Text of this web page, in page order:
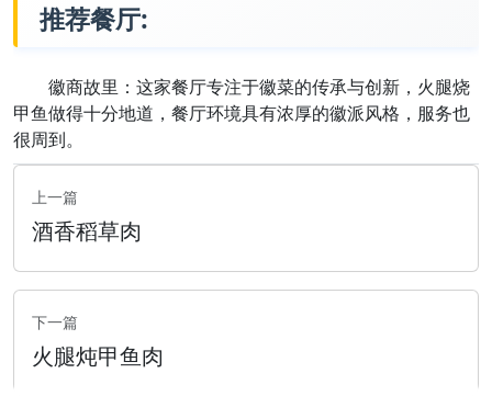
推荐餐厅:
徽商故里：这家餐厅专注于徽菜的传承与创新，火腿烧
甲鱼做得十分地道，餐厅环境具有浓厚的徽派风格，服务也
很周到。
上一篇
酒香稻草肉
下一篇
火腿炖甲鱼肉